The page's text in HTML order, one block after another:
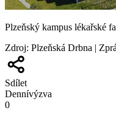
Plzeňský kampus lékařské
Zdroj: Plzeňská Drbna |
Sdílet
Dennívýzva
0